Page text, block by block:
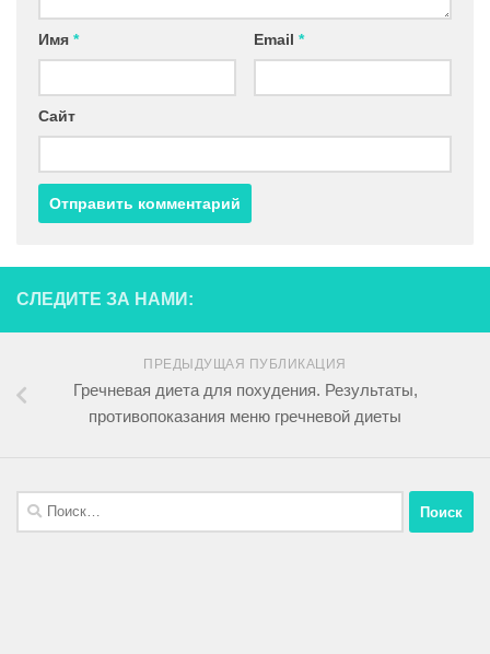
Имя * Email *
Сайт
СЛЕДИТЕ ЗА НАМИ:
ПРЕДЫДУЩАЯ ПУБЛИКАЦИЯ
Гречневая диета для похудения. Результаты,
противопоказания меню гречневой диеты